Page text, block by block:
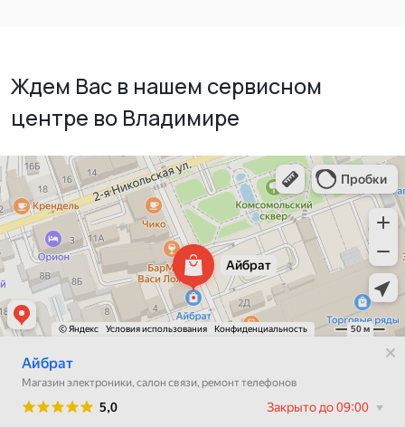
Ждем Вас в нашем сервисном
центре во Владимире